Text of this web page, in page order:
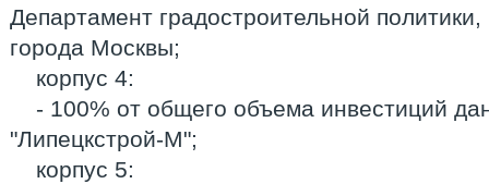
Департамент градостроительной
города Москвы;
корпус 4:
- 100% от общего объема инвестиций
"Липецкстрой-М";
корпус 5: